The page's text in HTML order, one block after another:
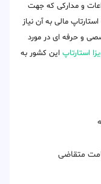
و مدارکی که جهت
مالی به آن نیاز
و حرفه ای در مورد
استارتاپ این کشور به
متقاضی